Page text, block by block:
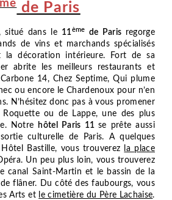
de Paris
situé dans le 11ème de Paris regorge
de vins et marchands spécialisés
la décoration intérieure. Fort de sa
abrite les meilleurs restaurants et
14, Chez Septime, Qui plume
ou encore le Chardenoux pour n’en
N’hésitez donc pas à vous promener
ou de Lappe, une des plus
Notre
hôtel Paris 11se prête aussi
culturelle de Paris. A quelques
Hôtel Bastille, vous trouverez
la place
Un peu plus loin, vous trouverez
canal Saint-Martin et le bassin de la
flâner. Du côté des faubourgs, vous
Arts et le cimetière du Père Lachaise.
& PETIT-DÉJEUNER
OFFRES
SERVICES